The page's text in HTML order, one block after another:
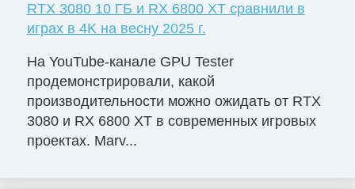
RTX 3080 10 ГБ и RX 6800 XT сравнили в
играх в 4K на весну 2025 г.
На YouTube-канале GPU Tester
продемонстрировали, какой
производительности можно ожидать от RTX
3080 и RX 6800 XT в современных игровых
проектах. Marv...